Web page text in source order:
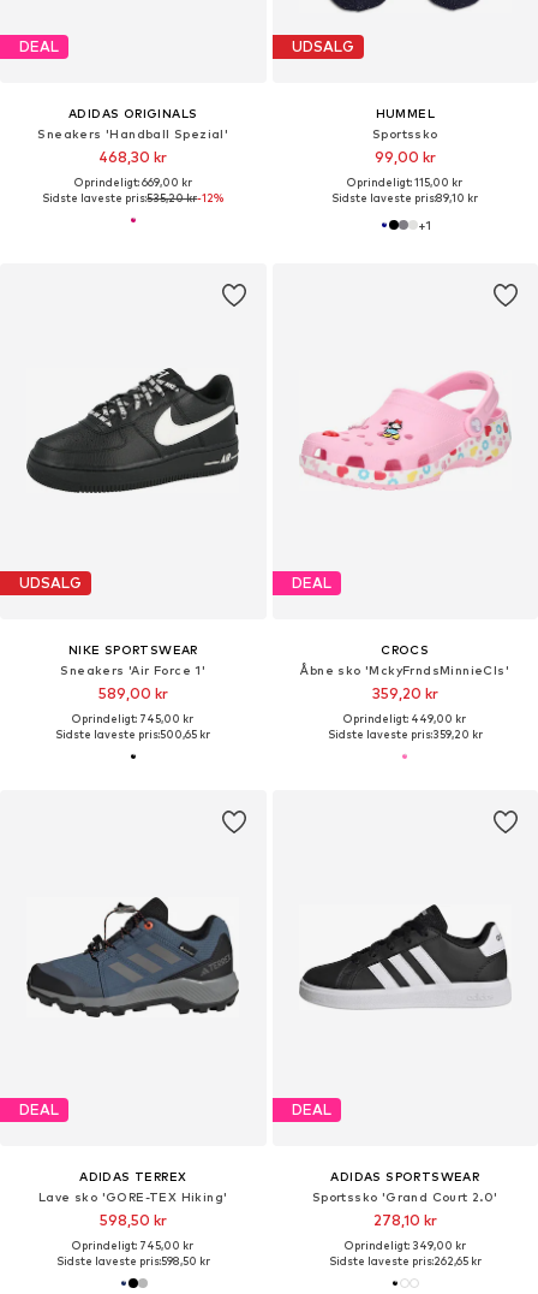
DEAL
ADIDAS ORIGINALS
Sneakers 'Handball Spezial'
468,30 kr
Oprindeligt: 669,00 kr
Sidste laveste pris:535,20 kr-12%
UDSALG
HUMMEL
Sportssko
99,00 kr
Oprindeligt: 115,00 kr
Sidste laveste pris:89,10 kr
+1
UDSALG
NIKE SPORTSWEAR
Sneakers 'Air Force 1'
589,00 kr
Oprindeligt: 745,00 kr
Sidste laveste pris:500,65 kr
DEAL
CROCS
Åbne sko 'MckyFrndsMinnieCls'
359,20 kr
Oprindeligt: 449,00 kr
Sidste laveste pris:359,20 kr
DEAL
ADIDAS TERREX
Lave sko 'GORE-TEX Hiking'
598,50 kr
Oprindeligt: 745,00 kr
Sidste laveste pris:598,50 kr
DEAL
ADIDAS SPORTSWEAR
Sportssko 'Grand Court 2.0'
278,10 kr
Oprindeligt: 349,00 kr
Sidste laveste pris:262,65 kr